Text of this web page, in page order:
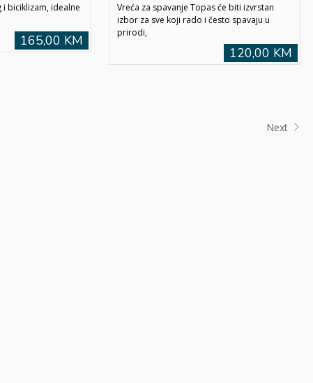
i biciklizam, idealne
165,00 KM
Vreća za spavanje Topas će biti izvrstan
izbor za sve koji rado i često spavaju u
prirodi,
120,00 KM
Next